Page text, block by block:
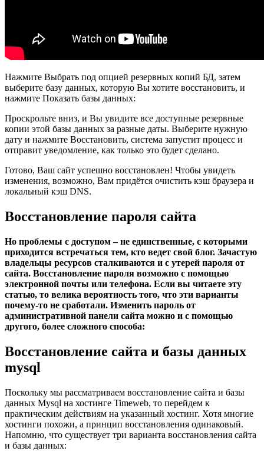
Нажмите Выбрать под опцией резервных копий БД, затем
выберите базу данных, которую Вы хотите восстановить, и
нажмите Показать базы данных:
Проскрольте вниз, и Вы увидите все доступные резервные
копии этой базы данных за разные даты. Выберите нужную
дату и нажмите Восстановить, система запустит процесс и
отправит уведомление, как только это будет сделано.
Готово, Ваш сайт успешно восстановлен! Чтобы увидеть
изменения, возможно, Вам придётся очистить кэш браузера и
локальный кэш DNS.
Восстановление пароля сайта
Но проблемы с доступом – не единственные, с которыми
приходится встречаться тем, кто ведет свой блог. Зачастую
владельцы ресурсов сталкиваются и с утерей пароля от
сайта. Восстановление пароля возможно с помощью
электронной почты или телефона. Если вы читаете эту
статью, то велика вероятность того, что эти варианты
почему-то не сработали. Изменить пароль от
административной панели сайта можно и с помощью
другого, более сложного способа:
Восстановление сайта и базы данных
mysql
Поскольку мы рассматриваем восстановление сайта и базы
данных Mysql на хостинге Timeweb, то перейдем к
практическим действиям на указанный хостинг. Хотя многие
хостинги похожи, а принцип восстановления одинаковый.
Напомню, что существует три варианта восстановления сайта
и базы данных: